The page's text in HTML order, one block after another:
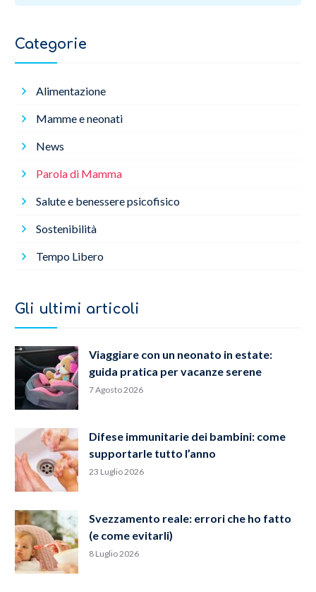
Categorie
Alimentazione
Mamme e neonati
News
Parola di Mamma
Salute e benessere psicofisico
Sostenibilità
Tempo Libero
Gli ultimi articoli
Viaggiare con un neonato in estate:
guida pratica per vacanze serene
7 Agosto 2026
Difese immunitarie dei bambini: come
supportarle tutto l’anno
23 Luglio 2026
Svezzamento reale: errori che ho fatto
(e come evitarli)
8 Luglio 2026